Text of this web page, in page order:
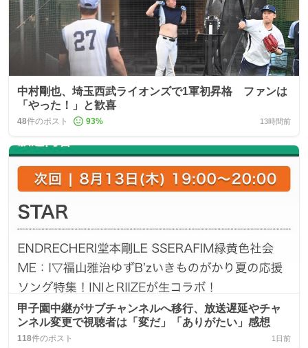
中村剛也、埼玉西武ライオンズで1軍初昇格 ファンは
「やった！」と歓喜
48件のポスト 93% 13時間前
甲子園中継がサブチャンネルへ移行、放送遅延やチャ
ンネル変更で視聴者は「変だ」「ありがたい」感想
118件のポスト 1日前